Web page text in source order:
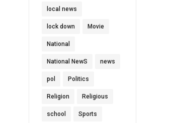
local news
lock down Movie
National
National NewS news
pol Politics
Religion Religious
school Sports